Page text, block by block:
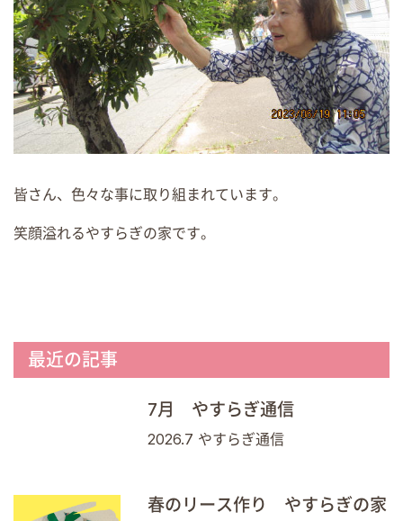
皆さん、色々な事に取り組まれています。
笑顔溢れるやすらぎの家です。
最近の記事
7月 やすらぎ通信
2026.7 やすらぎ通信
春のリース作り やすらぎの家